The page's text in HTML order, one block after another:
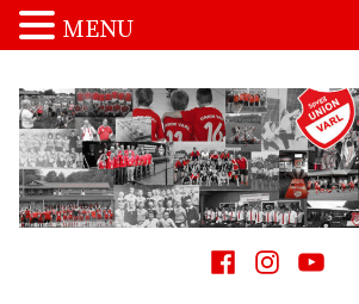
Inhalt
springen
Spvgg. Union Varl
…die Macht vom Schnakenpohl!
FacebookInstagram
Youtube
MENU